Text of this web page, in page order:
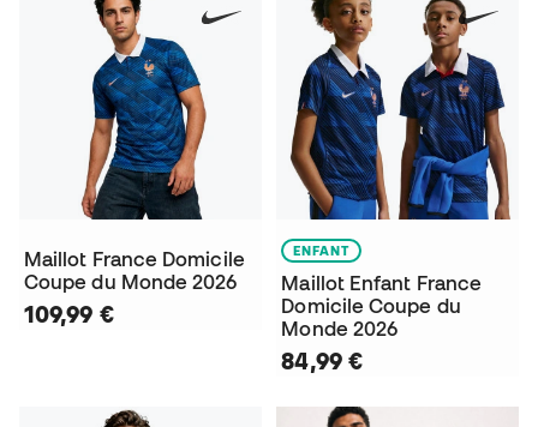
Maillot France Domicile
Coupe du Monde 2026
109,99 €
ENFANT
Maillot Enfant France
Domicile Coupe du
Monde 2026
84,99 €